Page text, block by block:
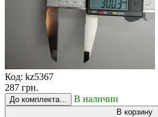
Код: kz5367
287 грн.
До комплекта... В наличии
В корзину